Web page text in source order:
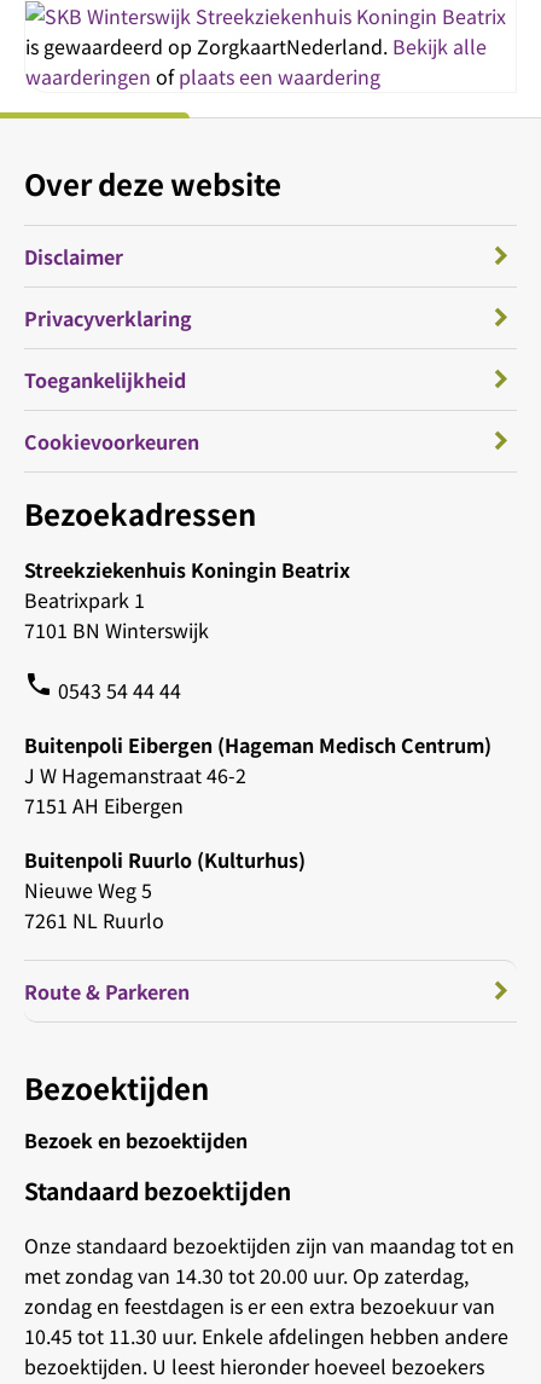
Streekziekenhuis Koningin Beatrix
is gewaardeerd op ZorgkaartNederland. Bekijk alle
waarderingen ofplaats een waardering
Bezoekadressen
Streekziekenhuis Koningin Beatrix
Beatrixpark 1
7101 BN Winterswijk
phone 0543 54 44 44
Buitenpoli Eibergen (Hageman Medisch Centrum)
J W Hagemanstraat 46-2
7151 AH Eibergen
Buitenpoli Ruurlo (Kulturhus)
Nieuwe Weg 5
7261 NL Ruurlo
Route & Parkeren
Bezoektijden
Bezoek en bezoektijden
Standaard bezoektijden
Onze standaard bezoektijden zijn van maandag tot en
met zondag van 14.30 tot 20.00 uur. Op zaterdag,
zondag en feestdagen is er een extra bezoekuur van
10.45 tot 11.30 uur. Enkele afdelingen hebben andere
bezoektijden. U leest hieronder hoeveel bezoekers
Over deze website
Disclaimer
Privacyverklaring
Toegankelijkheid
Cookievoorkeuren